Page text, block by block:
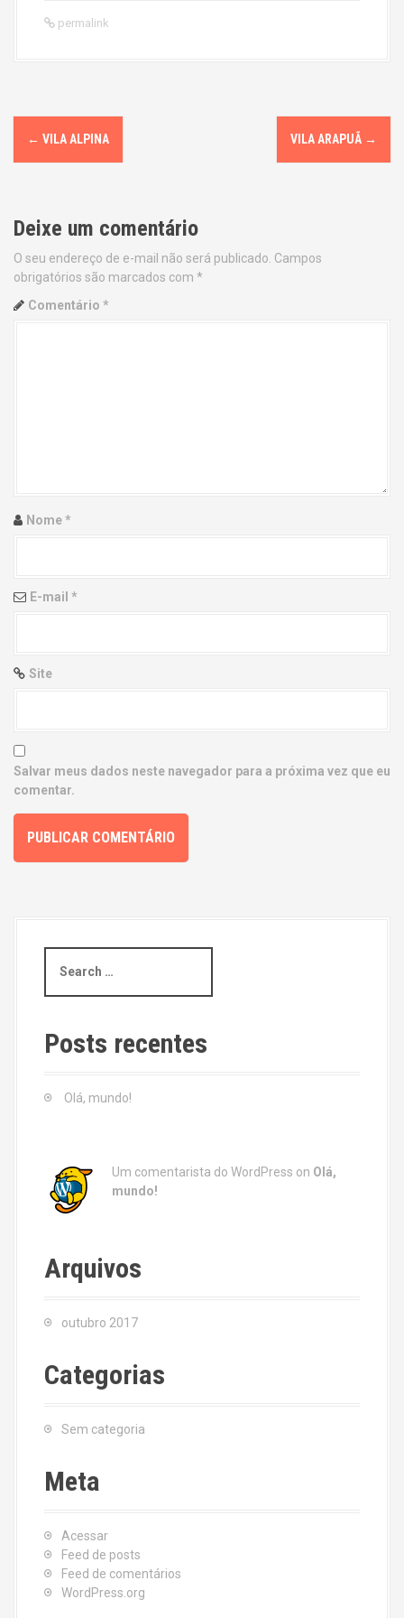
permalink
P
o
t
n
a
i
n
← VILA ALPINA VILA ARAPUÃ →
Deixe um comentário
O seu endereço de e-mail não será publicado. Campos
obrigatórios são marcados com *
Comentário *
Nome*
E-mail *
Site
Salvar meus dados neste navegador para a próxima vez que eu
comentar.
a
c
h
Posts recentes
Olá, mundo!
Um comentarista do WordPress on Olá,
mundo!
Arquivos
outubro 2017
Categorias
Sem categoria
Meta
Acessar
Feed de posts
Feed de comentários
WordPress.org